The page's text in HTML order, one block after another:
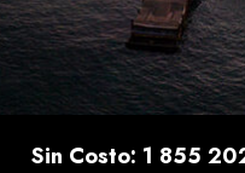
Sin Costo: 1 855